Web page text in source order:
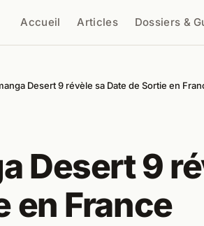
Accueil Articles Dossiers &
Chercher
Desert 9 révèle sa Date de Sortie en
Desert 9
en France